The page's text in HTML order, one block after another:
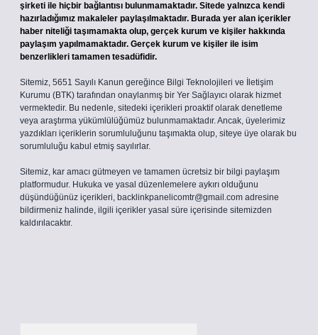
şirketi ile hiçbir bağlantısı bulunmamaktadır. Sitede yalnızca kendi
hazırladığımız makaleler paylaşılmaktadır. Burada yer alan içerikler
haber niteliği taşımamakta olup, gerçek kurum ve kişiler hakkında
paylaşım yapılmamaktadır. Gerçek kurum ve kişiler ile isim
benzerlikleri tamamen tesadüfidir.
Sitemiz, 5651 Sayılı Kanun gereğince Bilgi Teknolojileri ve İletişim
Kurumu (BTK) tarafından onaylanmış bir Yer Sağlayıcı olarak hizmet
vermektedir. Bu nedenle, sitedeki içerikleri proaktif olarak denetleme
veya araştırma yükümlülüğümüz bulunmamaktadır. Ancak, üyelerimiz
yazdıkları içeriklerin sorumluluğunu taşımakta olup, siteye üye olarak bu
sorumluluğu kabul etmiş sayılırlar.
Sitemiz, kar amacı gütmeyen ve tamamen ücretsiz bir bilgi paylaşım
platformudur. Hukuka ve yasal düzenlemelere aykırı olduğunu
düşündüğünüz içerikleri, backlinkpanelicomtr@gmail.com adresine
bildirmeniz halinde, ilgili içerikler yasal süre içerisinde sitemizden
kaldırılacaktır.